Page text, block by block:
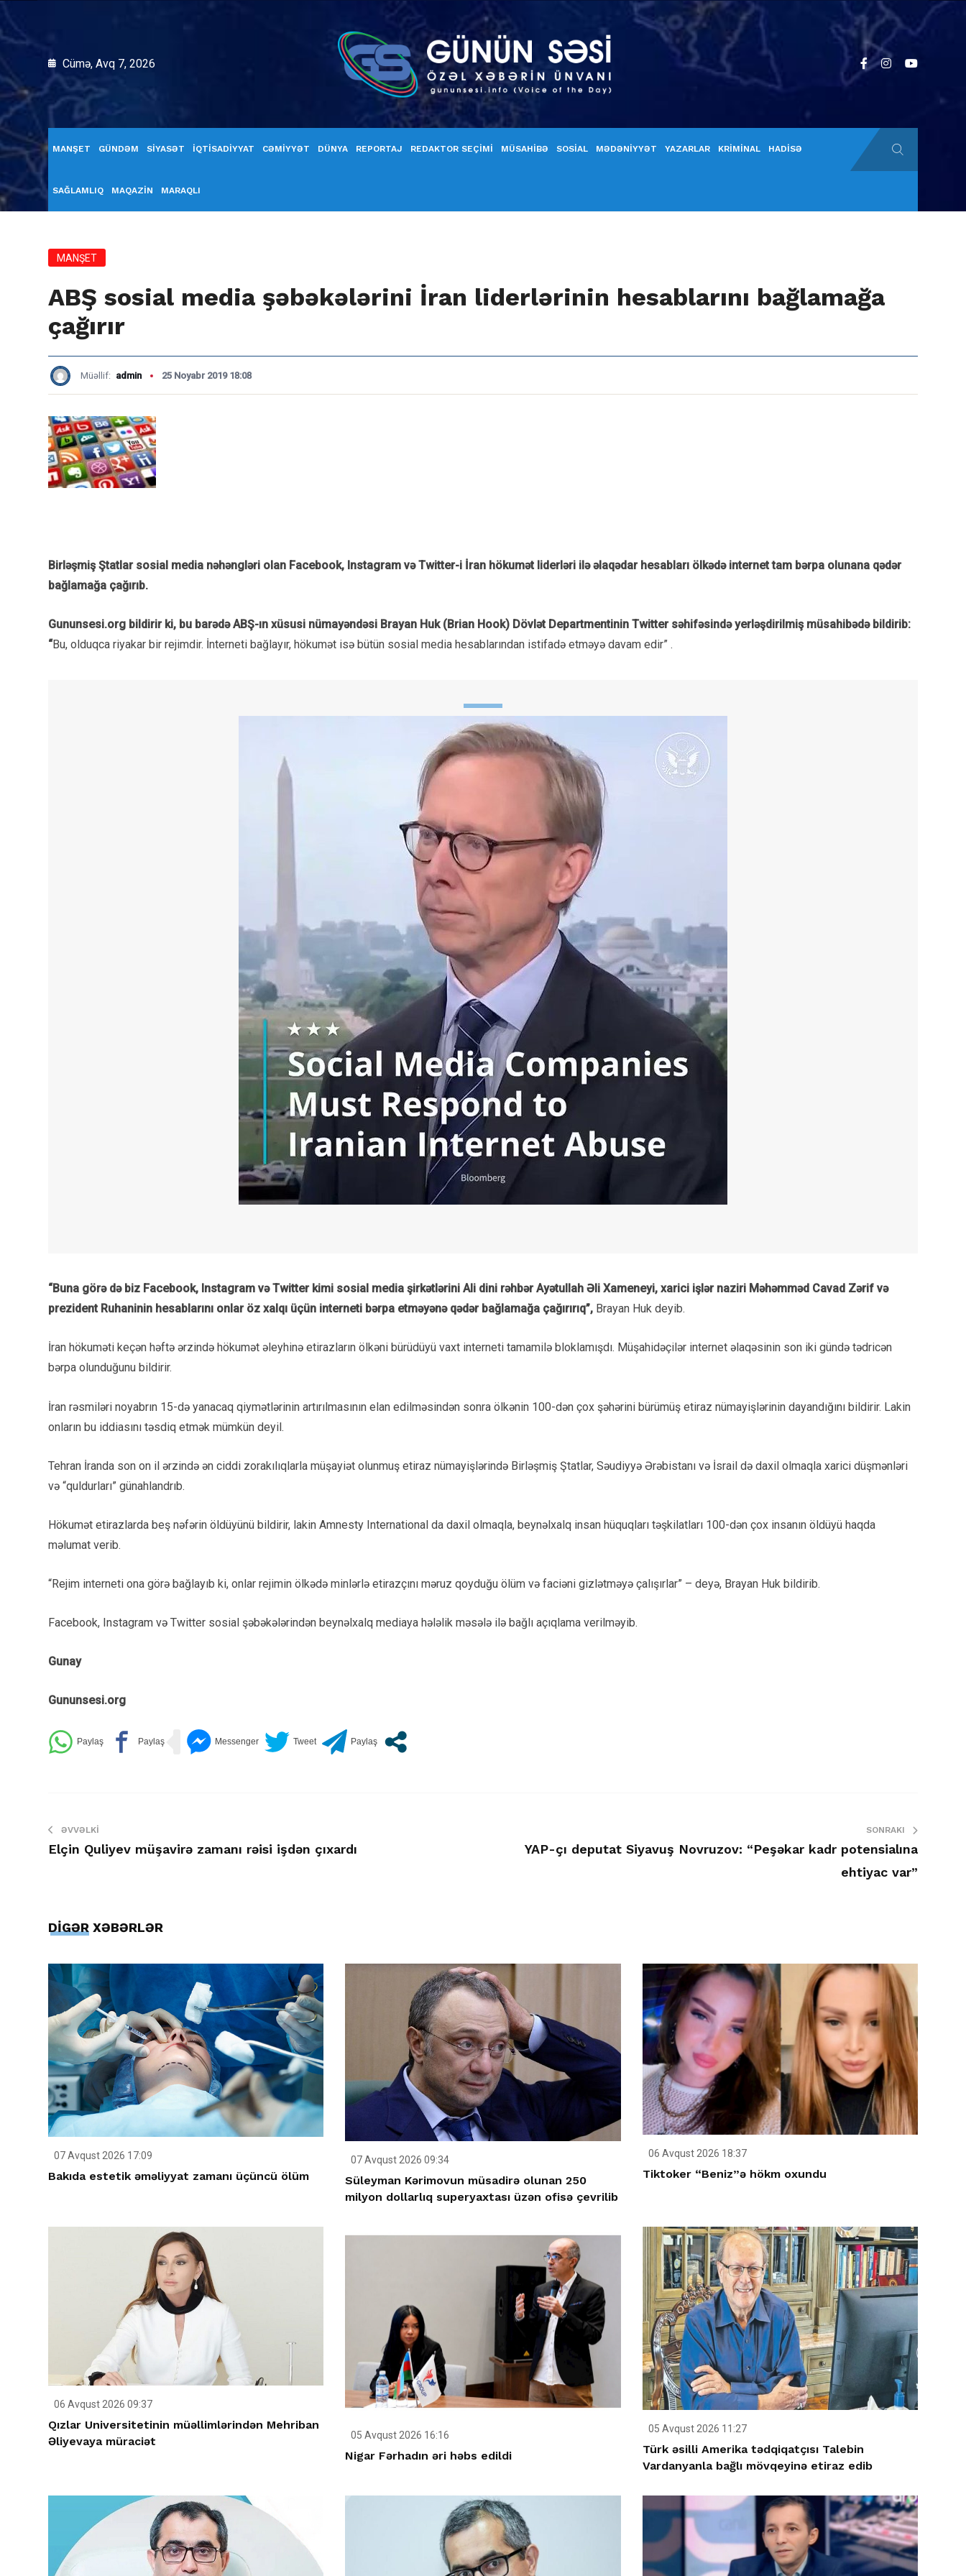
Cümə, Avq 7, 2026
MANŞET GÜNDƏM SİYASƏT İQTİSADİYYAT CƏMİYYƏT DÜNYA REPORTAJ REDAKTOR SEÇİMİ MÜSAHİBƏ SOSİAL MƏDƏNİYYƏT YAZARLAR KRİMİNAL HADİSƏ
SAĞLAMLIQ MAQAZİN MARAQLI
MANŞET
ABŞ sosial media şəbəkələrini İran liderlərinin hesablarını bağlamağa
çağırır
Müəllif: admin 25 Noyabr 2019 18:08
Birləşmiş Ştatlar sosial media nəhəngləri olan Facebook, Instagram və Twitter-i İran hökumət liderləri ilə əlaqədar hesabları ölkədə internet tam bərpa olunana qədər
bağlamağa çağırıb.
Gununsesi.org bildirir ki, bu barədə ABŞ-ın xüsusi nümayəndəsi Brayan Huk (Brian Hook) Dövlət Departmentinin Twitter səhifəsində yerləşdirilmiş müsahibədə bildirib:
“Bu, olduqca riyakar bir rejimdir. İnterneti bağlayır, hökumət isə bütün sosial media hesablarından istifadə etməyə davam edir” .
“Buna görə də biz Facebook, Instagram və Twitter kimi sosial media şirkətlərini Ali dini rəhbər Ayətullah Əli Xameneyi, xarici işlər naziri Məhəmməd Cavad Zərif və
prezident Ruhaninin hesablarını onlar öz xalqı üçün interneti bərpa etməyənə qədər bağlamağa çağırırıq”, Brayan Huk deyib.
İran hökuməti keçən həftə ərzində hökumət əleyhinə etirazların ölkəni bürüdüyü vaxt interneti tamamilə bloklamışdı. Müşahidəçilər internet əlaqəsinin son iki gündə tədricən
bərpa olunduğunu bildirir.
İran rəsmiləri noyabrın 15-də yanacaq qiymətlərinin artırılmasının elan edilməsindən sonra ölkənin 100-dən çox şəhərini bürümüş etiraz nümayişlərinin dayandığını bildirir. Lakin
onların bu iddiasını təsdiq etmək mümkün deyil.
Tehran İranda son on il ərzində ən ciddi zorakılıqlarla müşayiət olunmuş etiraz nümayişlərində Birləşmiş Ştatlar, Səudiyyə Ərəbistanı və İsrail də daxil olmaqla xarici düşmənləri
və “quldurları” günahlandrıb.
Hökumət etirazlarda beş nəfərin öldüyünü bildirir, lakin Amnesty International da daxil olmaqla, beynəlxalq insan hüquqları təşkilatları 100-dən çox insanın öldüyü haqda
məlumat verib.
“Rejim interneti ona görə bağlayıb ki, onlar rejimin ölkədə minlərlə etirazçını məruz qoyduğu ölüm və faciəni gizlətməyə çalışırlar” – deyə, Brayan Huk bildirib.
Facebook, Instagram və Twitter sosial şəbəkələrindən beynəlxalq mediaya hələlik məsələ ilə bağlı açıqlama verilməyib.
Gunay
Gununsesi.org
ƏVVƏLKI
Elçin Quliyev müşavirə zamanı rəisi işdən çıxardı
SONRAKI
YAP-çı deputat Siyavuş Novruzov: “Peşəkar kadr potensialına
ehtiyac var”
DİGƏR XƏBƏRLƏR
07 Avqust 2026 17:09
Bakıda estetik əməliyyat zamanı üçüncü ölüm
07 Avqust 2026 09:34
Süleyman Kərimovun müsadirə olunan 250
milyon dollarlıq superyaxtası üzən ofisə çevrilib
06 Avqust 2026 18:37
Tiktoker “Beniz”ə hökm oxundu
06 Avqust 2026 09:37
Qızlar Universitetinin müəllimlərindən Mehriban
Əliyevaya müraciət
05 Avqust 2026 16:16
Nigar Fərhadın əri həbs edildi
05 Avqust 2026 11:27
Türk əsilli Amerika tədqiqatçısı Talebin
Vardanyanla bağlı mövqeyinə etiraz edib